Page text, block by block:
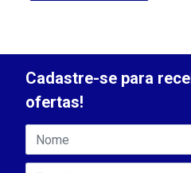
Cadastre-se para
ofertas!